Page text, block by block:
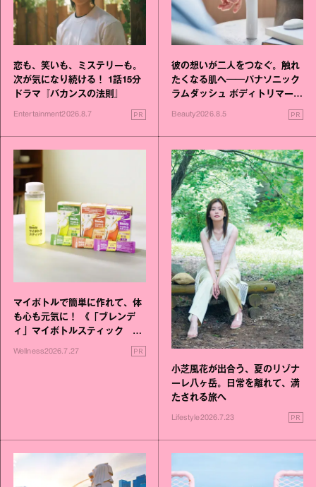
恋も、笑いも、ミステリーも。
次が気になり続ける！ 1話15分
ドラマ『バカンスの法則』
Entertainment2026.8.7 PR
彼の想いが二人をつなぐ。触れ
たくなる肌へ──パナソニック
ラムダッシュ ボディトリマーが
Beauty2026.8.5 PR
マイボトルで簡単に作れて、体
も心も元気に！ 《「ブレンデ
ィ」マイボトルスティック い
いこと毎日》シリーズが誕生
Wellness2026.7.27 PR
小芝風花が出合う、夏のリゾナ
ーレ八ヶ岳。日常を離れて、満
たされる旅へ
Lifestyle2026.7.23 PR